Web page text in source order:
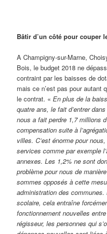
Bâtir d’un côté pour couper
A Champigny-sur-Marne,
Bois, le budget 2018 ne
contraint par les baisses de
mais ce n’est pas pour autant
le contrat. «En plus de la
quatre ans, le fait d’entrer
nous a fait perdre 1,7 millions
compensation suite à
villes. C’est énorme pour
services comme par exemple
annexes. Les 1,2% ne sont
problème pour nous de
sommes opposés à cette
administration des communes.
scolaire, cela entraîne
fonctionnement nouvelles
régisseur, les personnes qui